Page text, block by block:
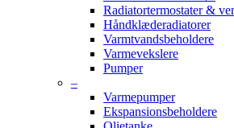
Radiatortermostater &
Håndklæderadiatorer
Varmtvandsbeholdere
Varmevekslere
Pumper
–
Varmepumper
Ekspansionsbeholdere